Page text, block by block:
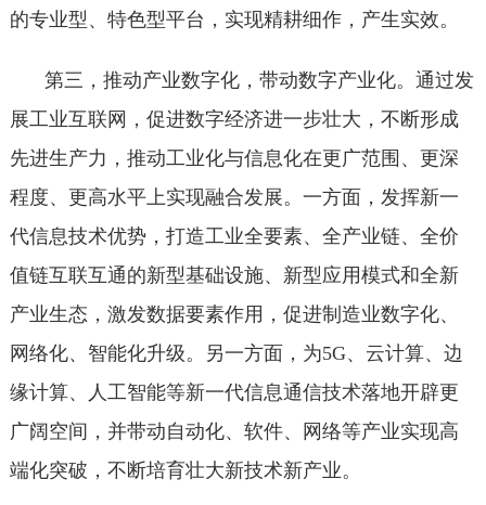
的专业型、特色型平台，实现精耕细作，产生实效。
第三，推动产业数字化，带动数字产业化。通过发
展工业互联网，促进数字经济进一步壮大，不断形成
先进生产力，推动工业化与信息化在更广范围、更深
程度、更高水平上实现融合发展。一方面，发挥新一
代信息技术优势，打造工业全要素、全产业链、全价
值链互联互通的新型基础设施、新型应用模式和全新
产业生态，激发数据要素作用，促进制造业数字化、
网络化、智能化升级。另一方面，为5G、云计算、边
缘计算、人工智能等新一代信息通信技术落地开辟更
广阔空间，并带动自动化、软件、网络等产业实现高
端化突破，不断培育壮大新技术新产业。